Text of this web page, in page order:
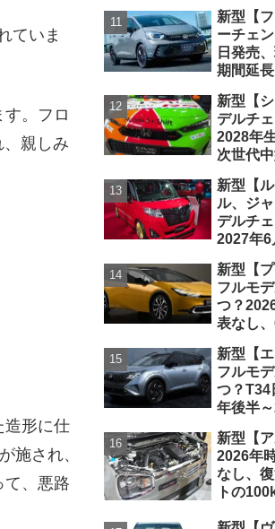
ていま
。フロ
親しみ
造形に仕
施され、
て、悪路
9000円
2～3ヵ
ツ最新
2024年
180.07
上げ約8
対応、
4WD追
デルチ
介入か
新型【
ーチェ
日発売
期間延
いつ？
ジは
る予想
新型【
デルチ
2028年
次世代
搭載予想
報】
行e:HEV
新型【
ル、ジ
デルチ
2027年6
う無い
報】
加は次
新型【
フルモ
つ？
表なし
発売され
ヨタ最
想画像
備の要
新型【
フルモ
つ？T34
年後半
米ロー
2026年
新型【
2026年
なし、
トの